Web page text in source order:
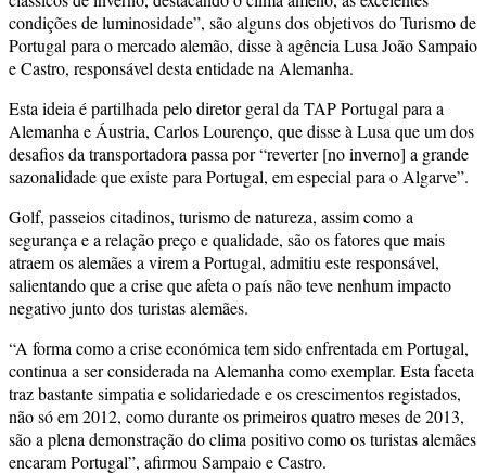
condições de luminosidade”, são alguns dos objetivos do Turismo de
Portugal para o mercado alemão, disse à agência Lusa João Sampaio
e Castro, responsável desta entidade na Alemanha.
Esta ideia é partilhada pelo diretor geral da TAP Portugal para a
Alemanha e Áustria, Carlos Lourenço, que disse à Lusa que um dos
desafios da transportadora passa por “reverter [no inverno] a grande
sazonalidade que existe para Portugal, em especial para o Algarve”.
Golf, passeios citadinos, turismo de natureza, assim como a
segurança e a relação preço e qualidade, são os fatores que mais
atraem os alemães a virem a Portugal, admitiu este responsável,
salientando que a crise que afeta o país não teve nenhum impacto
negativo junto dos turistas alemães.
“A forma como a crise económica tem sido enfrentada em Portugal,
continua a ser considerada na Alemanha como exemplar. Esta faceta
traz bastante simpatia e solidariedade e os crescimentos registados,
não só em 2012, como durante os primeiros quatro meses de 2013,
são a plena demonstração do clima positivo como os turistas alemães
encaram Portugal”, afirmou Sampaio e Castro.